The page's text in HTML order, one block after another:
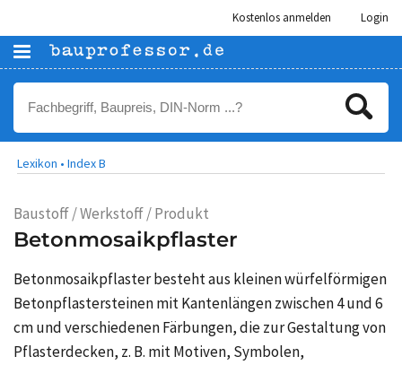
Kostenlos anmelden Login
Lexikon • Index B
Baustoff / Werkstoff / Produkt
Betonmosaikpflaster
Betonmosaikpflaster besteht aus kleinen würfelförmigen
Betonpflastersteinen mit Kantenlängen zwischen 4 und 6
cm und verschiedenen Färbungen, die zur Gestaltung von
Pflasterdecken, z. B. mit Motiven, Symbolen,